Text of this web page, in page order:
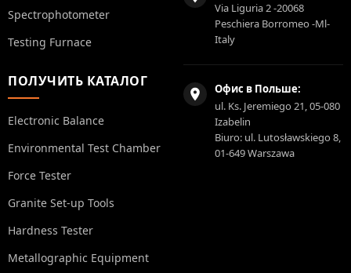
Spectrophotometer
Testing Furnace
ПОЛУЧИТЬ КАТАЛОГ
Electronic Balance
Environmental Test Chamber
Force Tester
Granite Set-up Tools
Hardness Tester
Metallographic Equipment
Via Liguria 2 -20068
Peschiera Borromeo -Ml-
Italy
Офис в Польше:
ul. Ks. Jeremiego 21, 05-080
Izabelin
Biuro: ul. Lutosławskiego 8,
01-649 Warszawa